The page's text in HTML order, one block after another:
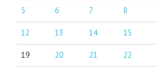
5 6 7 8
12 13 14 15
19 20 21 22